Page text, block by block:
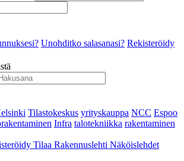
Unohditko salasanasi? Rekisteröidy
Tilastokeskus yrityskauppa NCC Espoo
Infra talotekniikka rakentaminen
Tilaa Rakennuslehti Näköislehdet